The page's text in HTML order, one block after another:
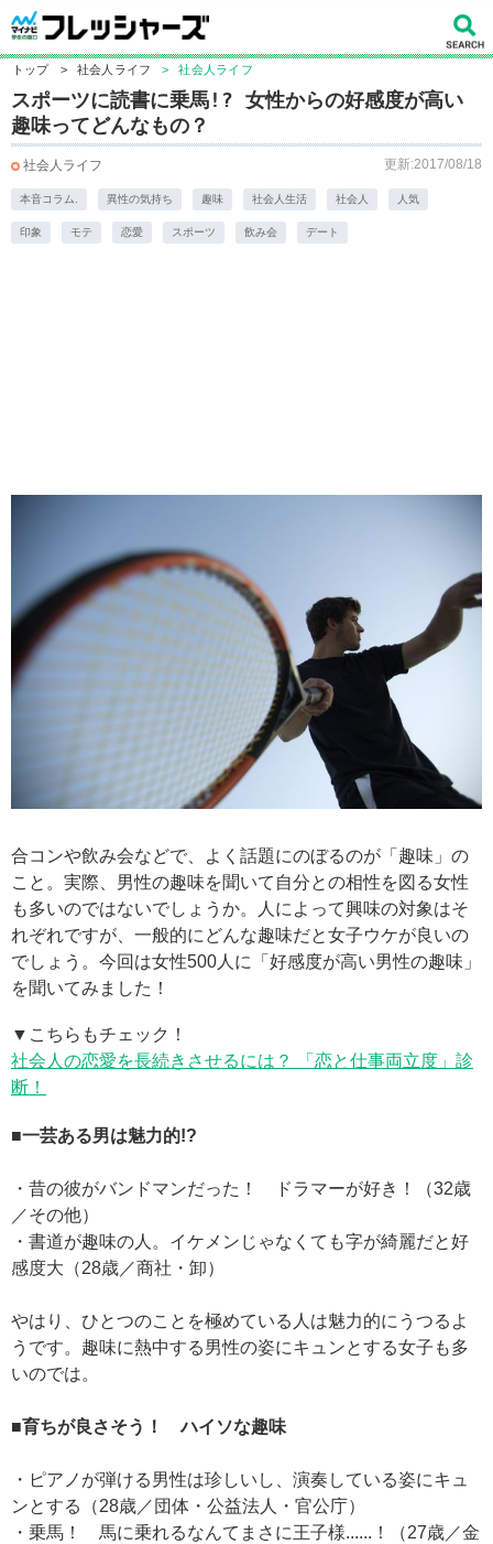
トップ > 社会人ライフ > 社会人ライフ
スポーツに読書に乗馬!? 女性からの好感度が高い
趣味ってどんなもの？
社会人ライフ 更新:2017/08/18
本音コラム. 異性の気持ち 趣味 社会人生活 社会人 人気
印象 モテ 恋愛 スポーツ 飲み会 デート
合コンや飲み会などで、よく話題にのぼるのが「趣味」の
こと。実際、男性の趣味を聞いて自分との相性を図る女性
も多いのではないでしょうか。人によって興味の対象はそ
れぞれですが、一般的にどんな趣味だと女子ウケが良いの
でしょう。今回は女性500人に「好感度が高い男性の趣味」
を聞いてみました！
▼こちらもチェック！
社会人の恋愛を長続きさせるには？ 「恋と仕事両立度」診
断！
■一芸ある男は魅力的!?
・昔の彼がバンドマンだった！ ドラマーが好き！（32歳
／その他）
・書道が趣味の人。イケメンじゃなくても字が綺麗だと好
感度大（28歳／商社・卸）
やはり、ひとつのことを極めている人は魅力的にうつるよ
うです。趣味に熱中する男性の姿にキュンとする女子も多
いのでは。
■育ちが良さそう！ ハイソな趣味
・ピアノが弾ける男性は珍しいし、演奏している姿にキュ
ンとする（28歳／団体・公益法人・官公庁）
・乗馬！ 馬に乗れるなんてまさに王子様......！（27歳／金